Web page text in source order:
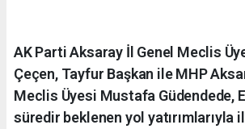
AK Parti Aksaray İl Genel Meclis
Çeçen, Tayfur Başkan ile MHP
Meclis Üyesi Mustafa Güdendede,
süredir beklenen yol yatırımlarıyla